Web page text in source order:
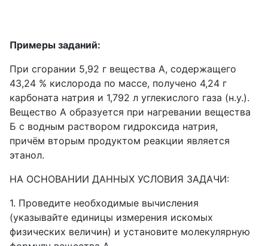
Примеры заданий:
При сгорании 5,92 г вещества А, содержащего
43,24 % кислорода по массе, получено 4,24 г
карбоната натрия и 1,792 л углекислого газа (н.у.).
Вещество А образуется при нагревании вещества
Б с водным раствором гидроксида натрия,
причём вторым продуктом реакции является
этанол.
НА ОСНОВАНИИ ДАННЫХ УСЛОВИЯ ЗАДАЧИ:
1. Проведите необходимые вычисления
(указывайте единицы измерения искомых
физических величин) и установите молекулярную